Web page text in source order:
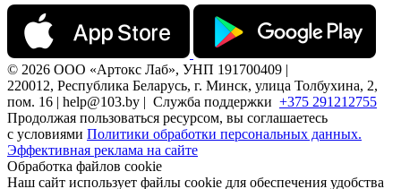
© 2026 ООО «Артокс Лаб», УНП 191700409 |
220012, Республика Беларусь, г. Минск, улица Толбухина, 2,
пом. 16 | help@103.by | Служба поддержки +375 291212755
Продолжая пользоваться ресурсом, вы соглашаетесь
с условиями Политики обработки персональных данных.
Эффективная реклама на сайте
Обработка файлов cookie
Наш сайт использует файлы cookie для обеспечения удобства